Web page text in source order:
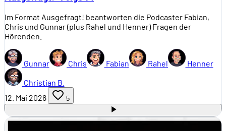
Im Format Ausgefragt! beantworten die Podcaster Fabian,
Chris und Gunnar (plus Rahel und Henner) Fragen der
Hörenden.
Gunnar Chris Fabian Rahel
Henner
Christian B.
12. Mai 2026
5